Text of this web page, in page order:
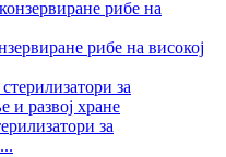
рибе на високој
за